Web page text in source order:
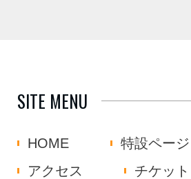
SITE MENU
HOME 特設ページ
アクセス
チケッ